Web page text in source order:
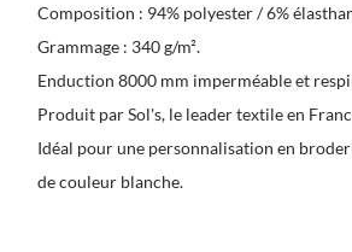
Composition : 94% polyester / 6%
Grammage : 340 g/m².
Enduction 8000 mm imperméable et
Produit par Sol's, le leader textile en
Idéal pour une personnalisation en
de couleur blanche.